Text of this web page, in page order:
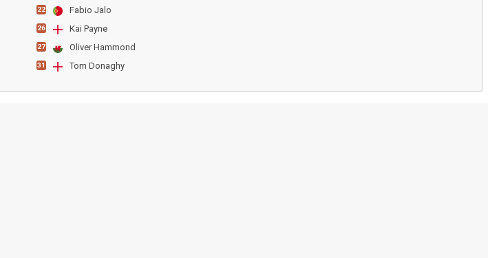
22 Fabio Jalo
26 Kai Payne
27 Oliver Hammond
31 Tom Donaghy